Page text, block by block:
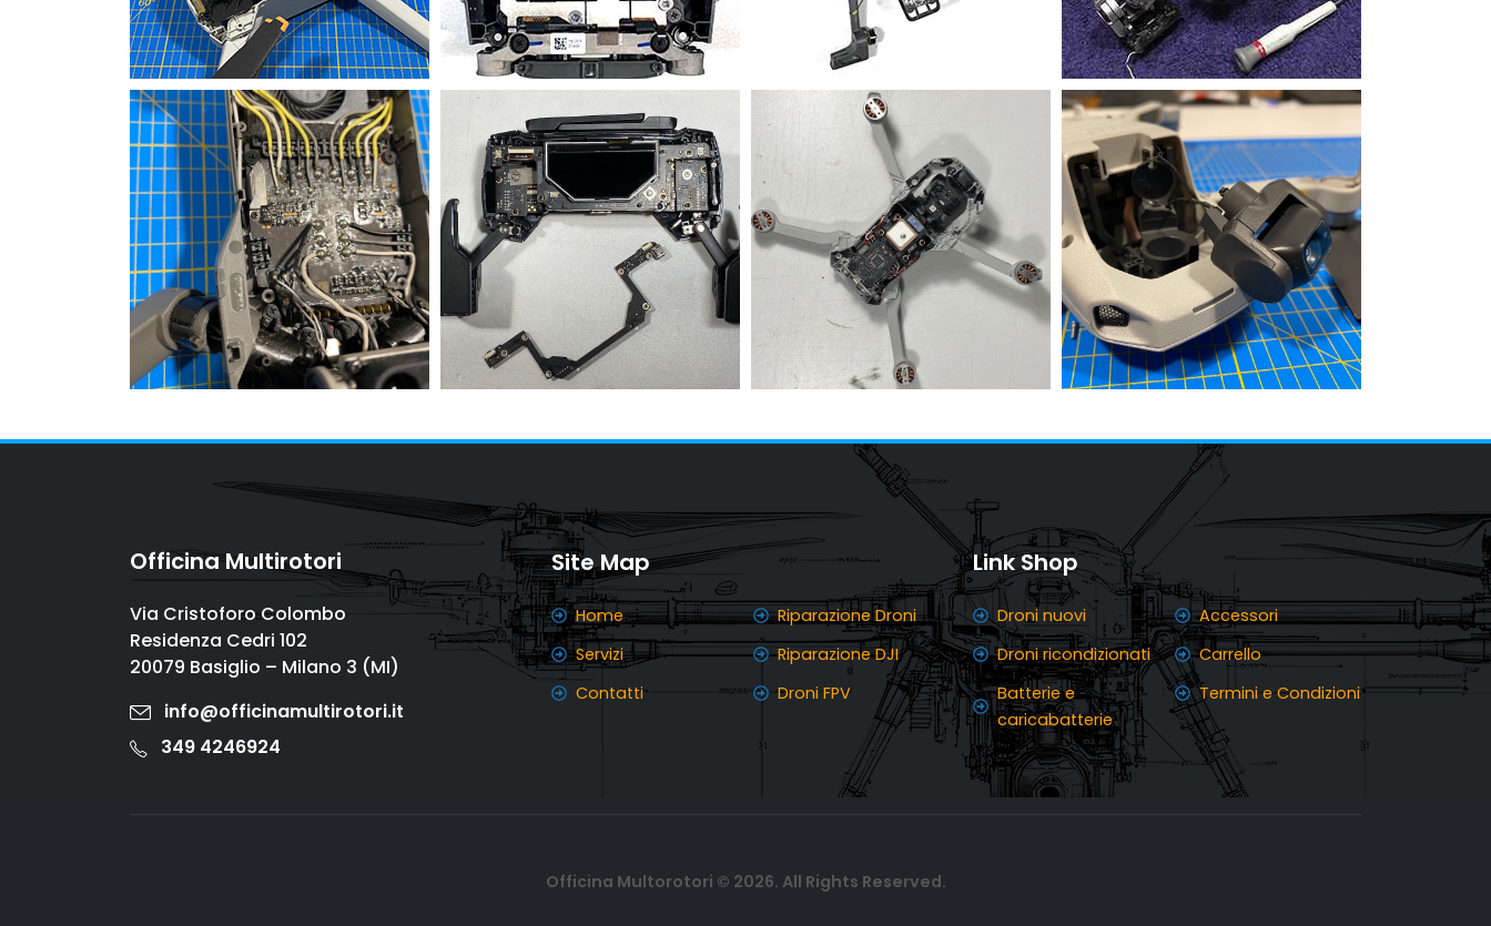
Officina Multirotori
Via Cristoforo Colombo
Residenza Cedri 102
20079 Basiglio – Milano 3 (MI)
info@officinamultirotori.it
349 4246924
Site Map
Home
Servizi
Contatti
Riparazione Droni
Riparazione DJI
Droni FPV
Link Shop
Droni nuovi
Droni ricondizionati
Batterie e
caricabatterie
Accessori
Carrello
Termini e Condizioni
Officina Multorotori © 2026. All Rights Reserved.